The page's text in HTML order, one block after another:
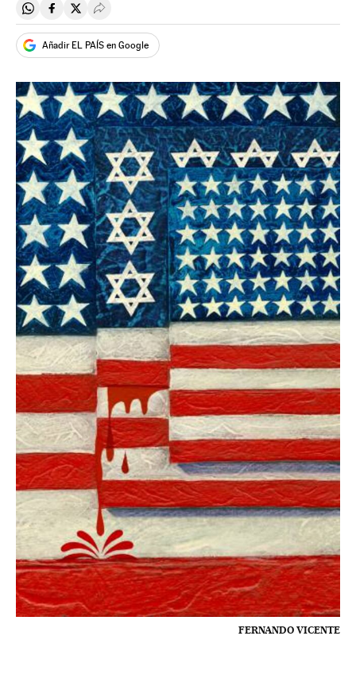
Compartir en Whatsapp
Compartir en Facebook
Compartir en Twitter
Desplegar Redes Sociales
Añadir EL PAÍS en Google
FERNANDO VICENTE